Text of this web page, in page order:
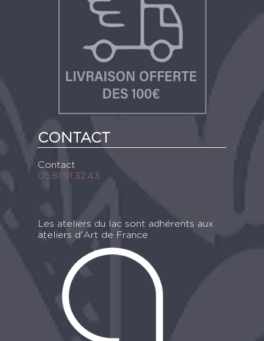
CONTACT
Contact
05.61.91.32.43
Les ateliers du lac sont adhérents aux
ateliers d'Art de France